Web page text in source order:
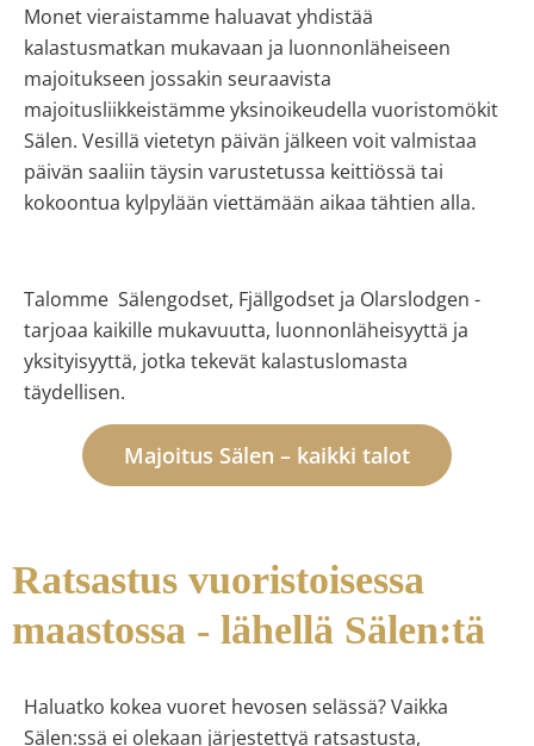
Monet vieraistamme haluavat yhdistää
kalastusmatkan mukavaan ja luonnonläheiseen
majoitukseen jossakin seuraavista
majoitusliikkeistämmeyksinoikeudella vuoristomökit
Sälen. Vesillä vietetyn päivän jälkeen voit valmistaa
päivän saaliin täysin varustetussa keittiössä tai
kokoontua kylpylään viettämään aikaa tähtien alla.
Talomme Sälengodset, Fjällgodset ja Olarslodgen -
tarjoaa kaikille mukavuutta, luonnonläheisyyttä ja
yksityisyyttä, jotka tekevät kalastuslomasta
täydellisen.
Majoitus Sälen – kaikki talot
Ratsastus vuoristoisessa
maastossa - lähellä Sälen:tä
Haluatko kokea vuoret hevosen selässä? Vaikka
Sälen:ssä ei olekaan järjestettyä ratsastusta,